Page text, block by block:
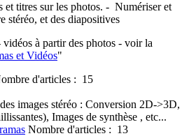
et titres sur les photos. - Numériser et
stéréo, et des diapositives
à partir des photos - voir la
et Vidéos"
d'articles : 15
images stéréo : Conversion 2D->3D,
Images de synthèse , etc...
Nombre d'articles : 13